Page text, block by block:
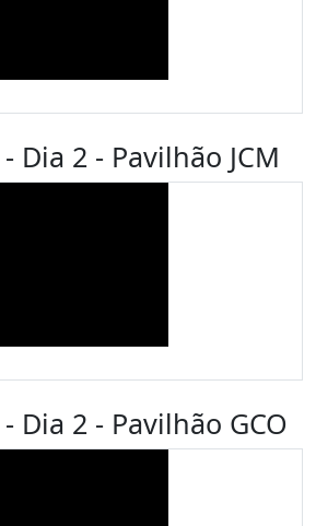
Dia 2 - Pavilhão JCM
Dia 2 - Pavilhão GCO